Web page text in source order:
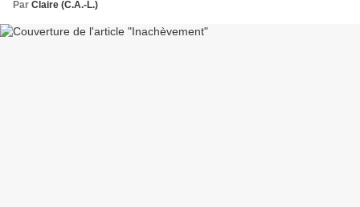
Par Claire (C.A.-L.)